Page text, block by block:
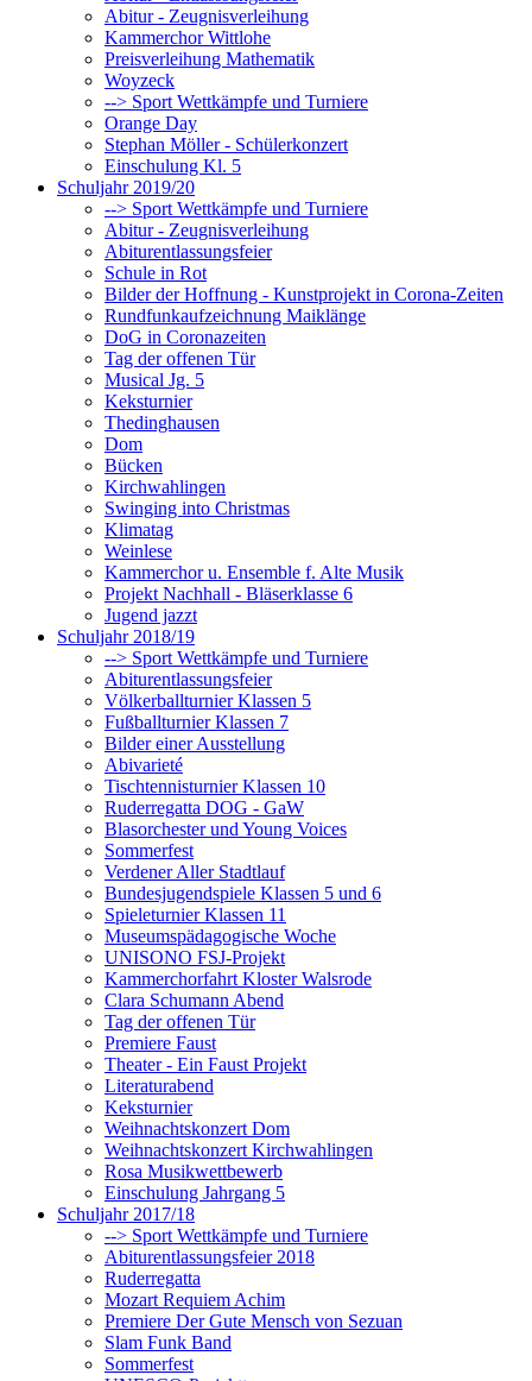
Abitur - Zeugnisverleihung
Kammerchor Wittlohe
Preisverleihung Mathematik
Woyzeck
--> Sport Wettkämpfe und Turniere
Orange Day
Stephan Möller - Schülerkonzert
Einschulung Kl. 5
Schuljahr 2019/20
--> Sport Wettkämpfe und Turniere
Abitur - Zeugnisverleihung
Abiturentlassungsfeier
Schule in Rot
Bilder der Hoffnung - Kunstprojekt in Corona-Zeiten
Rundfunkaufzeichnung Maiklänge
DoG in Coronazeiten
Tag der offenen Tür
Musical Jg. 5
Keksturnier
Thedinghausen
Dom
Bücken
Kirchwahlingen
Swinging into Christmas
Klimatag
Weinlese
Kammerchor u. Ensemble f. Alte Musik
Projekt Nachhall - Bläserklasse 6
Jugend jazzt
Schuljahr 2018/19
--> Sport Wettkämpfe und Turniere
Abiturentlassungsfeier
Völkerballturnier Klassen 5
Fußballturnier Klassen 7
Bilder einer Ausstellung
Abivarieté
Tischtennisturnier Klassen 10
Ruderregatta DOG - GaW
Blasorchester und Young Voices
Sommerfest
Verdener Aller Stadtlauf
Bundesjugendspiele Klassen 5 und 6
Spieleturnier Klassen 11
Museumspädagogische Woche
UNISONO FSJ-Projekt
Kammerchorfahrt Kloster Walsrode
Clara Schumann Abend
Tag der offenen Tür
Premiere Faust
Theater - Ein Faust Projekt
Literaturabend
Keksturnier
Weihnachtskonzert Dom
Weihnachtskonzert Kirchwahlingen
Rosa Musikwettbewerb
Einschulung Jahrgang 5
Schuljahr 2017/18
--> Sport Wettkämpfe und Turniere
Abiturentlassungsfeier 2018
Ruderregatta
Mozart Requiem Achim
Premiere Der Gute Mensch von Sezuan
Slam Funk Band
Sommerfest